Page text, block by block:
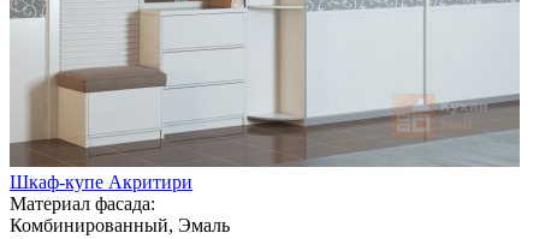
Шкаф-купе Акритири
Материал фасада:
Комбинированный, Эмаль